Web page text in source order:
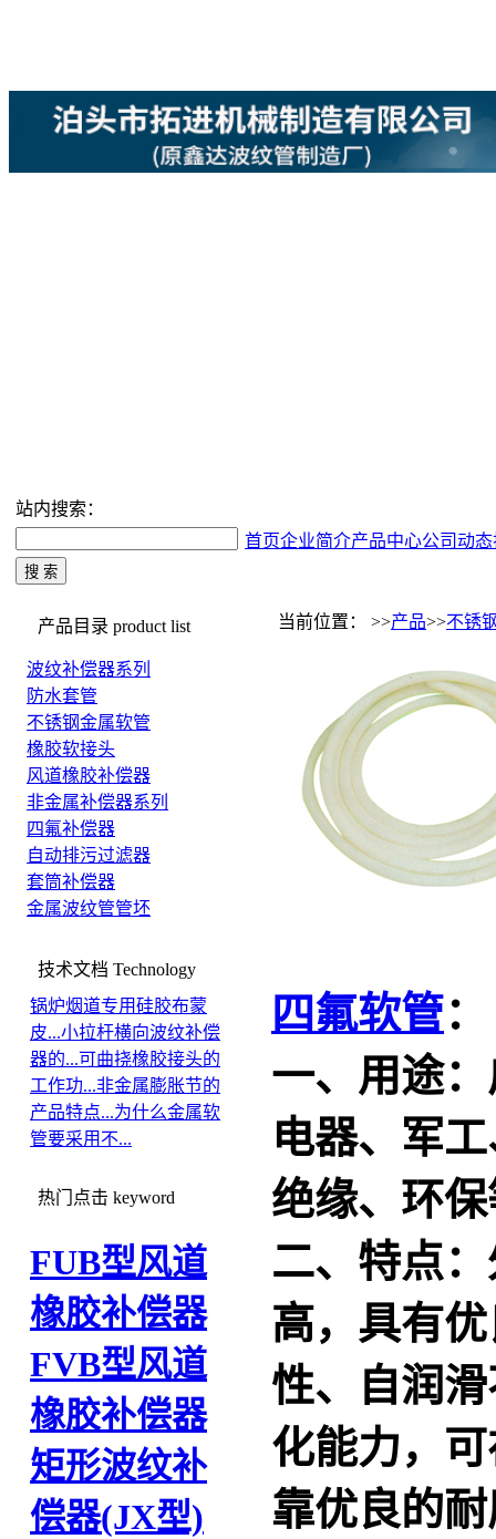
站内搜索：
首页企业简介产品中心公司动态
产品目录 product list
波纹补偿器系列
防水套管
不锈钢金属软管
橡胶软接头
风道橡胶补偿器
非金属补偿器系列
四氟补偿器
自动排污过滤器
套筒补偿器
金属波纹管管坯
技术文档 Technology
锅炉烟道专用硅胶布蒙
皮...小拉杆横向波纹补偿
器的...可曲挠橡胶接头的
工作功...非金属膨胀节的
产品特点...为什么金属软
管要采用不...
热门点击 keyword
FUB型风道
橡胶补偿器
FVB型风道
橡胶补偿器
矩形波纹补
偿器(JX型)
当前位置： >>产品>>不锈
四氟软管：
一、用途
电器、军
绝缘、环
二、特点
高，具有
性、自润
化能力，
靠优良的